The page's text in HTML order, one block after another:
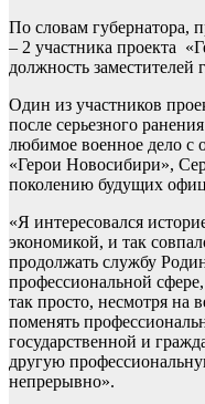
По словам губернатора,
– 2 участника проекта
должность заместителей
Один из участников
после серьезного
любимое военное дело с
«Герои Новосибири»,
поколению будущих
«Я интересовался
экономикой, и так
продолжать службу
профессиональной
так просто, несмотря на
поменять
государственной и
другую
непрерывно».